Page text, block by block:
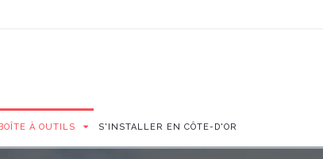
À OUTILS S'INSTALLER EN CÔTE-D'OR